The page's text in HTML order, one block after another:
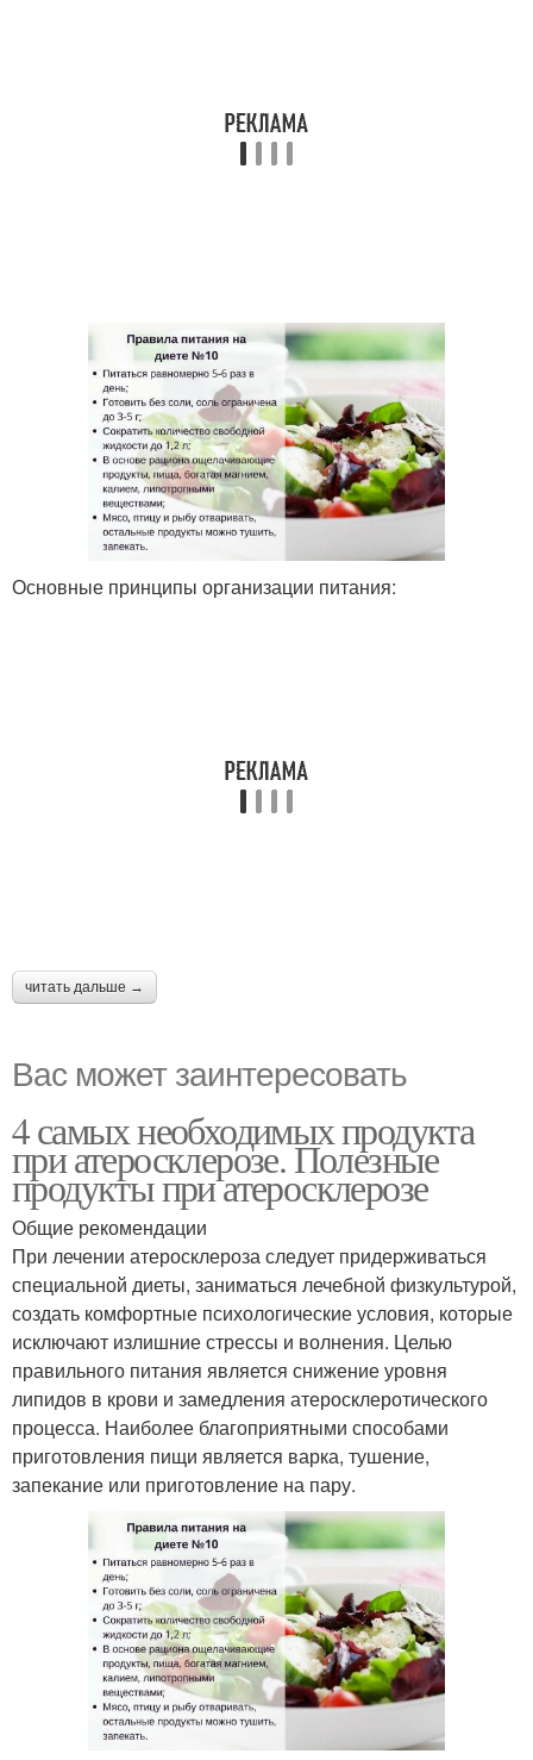
Основные принципы организации питания:
читать дальше →
Вас может заинтересовать
4 самых необходимых продукта
при атеросклерозе. Полезные
продукты при атеросклерозе
Общие рекомендации
При лечении атеросклероза следует придерживаться
специальной диеты, заниматься лечебной физкультурой,
создать комфортные психологические условия, которые
исключают излишние стрессы и волнения. Целью
правильного питания является снижение уровня
липидов в крови и замедления атеросклеротического
процесса. Наиболее благоприятными способами
приготовления пищи является варка, тушение,
запекание или приготовление на пару.